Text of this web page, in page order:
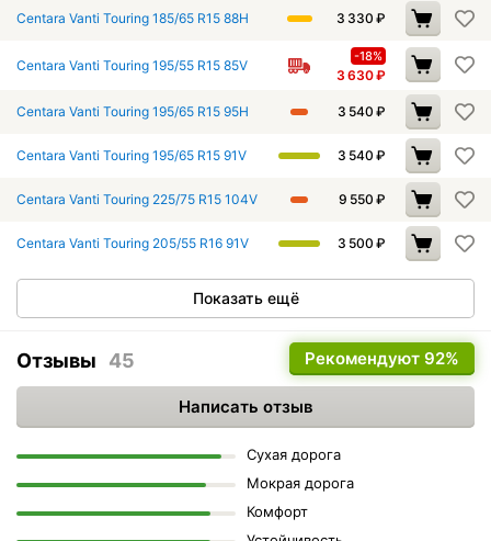
Centara Vanti Touring 185/65 R15 88H 3 330 ₽
Centara Vanti Touring 195/55 R15 85V
-18%
3 630₽
Centara Vanti Touring 195/65 R15 95H 3 540 ₽
Centara Vanti Touring 195/65 R15 91V 3 540 ₽
Centara Vanti Touring 225/75 R15 104V 9 550 ₽
Centara Vanti Touring 205/55 R16 91V 3 500 ₽
Показать ещё
Рекомендуют 92%
Отзывы 45
Написать отзыв
Сухая дорога
Мокрая дорога
Комфорт